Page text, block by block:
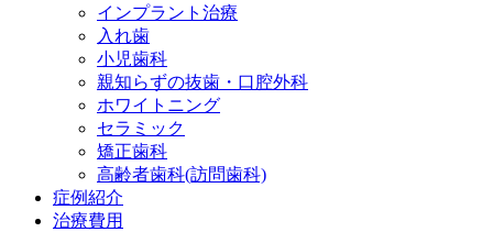
インプラント治療
入れ歯
小児歯科
親知らずの抜歯・口腔外科
ホワイトニング
セラミック
矯正歯科
高齢者歯科(訪問歯科)
症例紹介
治療費用